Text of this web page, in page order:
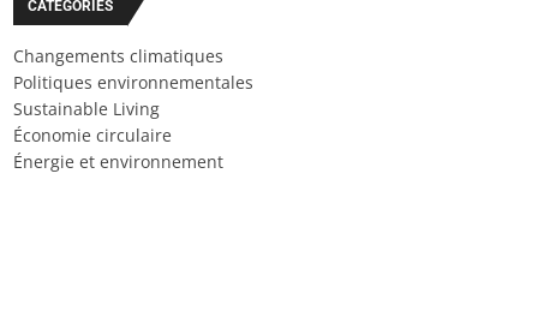
CATÉGORIES
Changements climatiques
Politiques environnementales
Sustainable Living
Économie circulaire
Énergie et environnement